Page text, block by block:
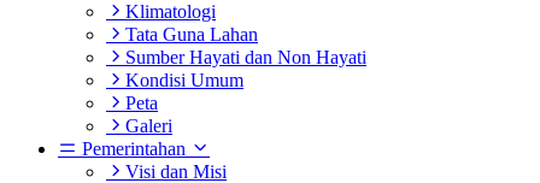
Klimatologi
Tata Guna Lahan
Sumber Hayati dan Non Hayati
Kondisi Umum
Peta
Galeri
Pemerintahan
Visi dan Misi